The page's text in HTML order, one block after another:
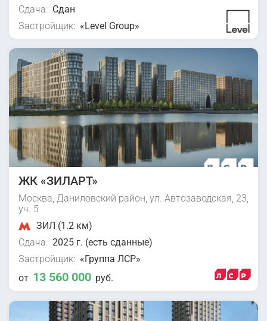
Сдача: Сдан
Застройщик: «Level Group»
ЖК «ЗИЛАРТ»
Москва, Даниловский район, ул. Автозаводская, 23,
уч. 5
ЗИЛ (1.2 км)
Сдача: 2025 г. (есть сданные)
Застройщик: «Группа ЛСР»
от 13 560 000 руб.